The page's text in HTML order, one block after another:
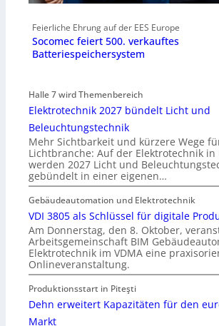
Feierliche Ehrung auf der EES Europe
Socomec feiert 500. verkauftes
Batteriespeichersystem
Halle 7 wird Themenbereich
Elektrotechnik 2027 bündelt Licht und
Beleuchtungstechnik
Mehr Sichtbarkeit und kürzere Wege
Lichtbranche: Auf der Elektrotechnik
werden 2027 Licht und
gebündelt in einer eigenen…
Gebäudeautomation und Elektrotechnik
VDI 3805 als Schlüssel für digitale
Am Donnerstag, den 8. Oktober,
Arbeitsgemeinschaft BIM
Elektrotechnik im VDMA eine
Onlineveranstaltung.
Produktionsstart in Piteşti
Dehn erweitert Kapazitäten für den
Markt